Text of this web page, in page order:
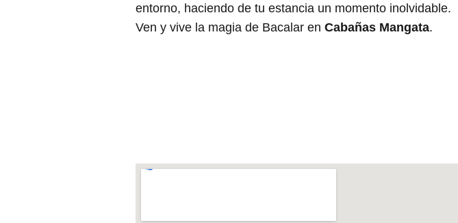
entorno, haciendo de tu estancia un momento inolvidable.
Ven y vive la magia de Bacalar en Cabañas Mangata.